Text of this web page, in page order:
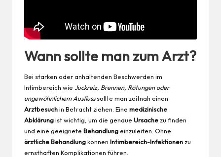
Wann sollte man zum Arzt?
Bei starken oder anhaltenden Beschwerden im
Intimbereich wie Juckreiz, Brennen, Rötungen oder
ungewöhnlichem Ausflusssollte man zeitnah einen
Arztbesuchin Betracht ziehen. Eine medizinische
Abklärungist wichtig, um die genaue Ursache zu finden
und eine geeignete Behandlungeinzuleiten. Ohne
ärztliche Behandlungkönnen Intimbereich-Infektionen zu
ernsthaften Komplikationen führen.